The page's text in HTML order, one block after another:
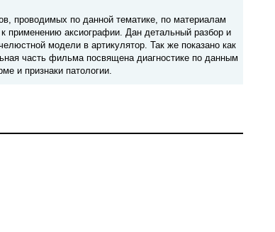
проводимых по данной тематике, по материалам
применению аксиографии. Дан детальный разбор и
модели в артикулятор. Так же показано как
часть фильма посвящена диагностике по данным
и признаки патологии.